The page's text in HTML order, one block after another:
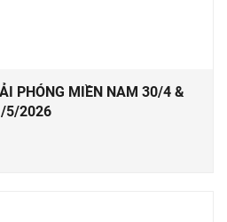
PHÓNG MIỀN NAM 30/4 &
5/2026